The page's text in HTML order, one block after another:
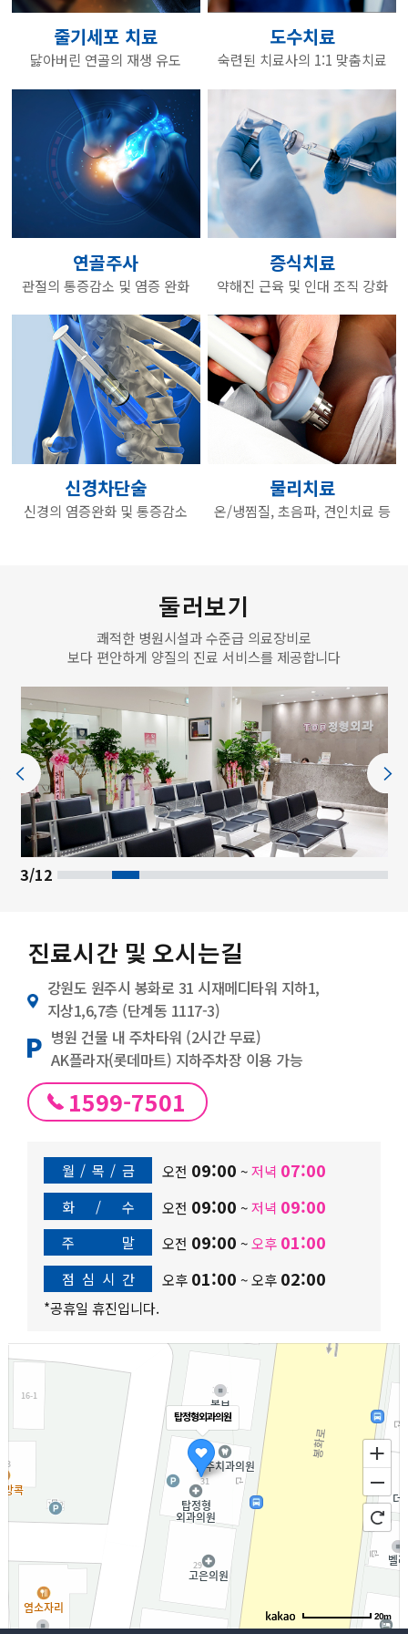
줄기세포 치료
닳아버린 연골의 재생 유도
도수치료
숙련된 치료사의 1:1 맞춤치료
연골주사
관절의 통증감소 및 염증 완화
증식치료
약해진 근육 및 인대 조직 강화
신경차단술
신경의 염증완화 및 통증감소
물리치료
온/냉찜질, 초음파, 견인치료 등
둘러보기
쾌적한 병원시설과 수준급 의료장비로
보다 편안하게 양질의 진료 서비스를 제공합니다
3/12
진료시간 및 오시는길
강원도 원주시 봉화로 31 시재메디타워 지하1,
지상1,6,7층 (단계동 1117-3)
병원 건물 내 주차타워 (2시간 무료)
AK플라자(롯데마트) 지하주차장 이용 가능
1599-7501
월 / 목 / 금 오전 09:00 ~저녁 07:00
화 / 수 오전 09:00 ~저녁 09:00
주 말 오전 09:00 ~오후 01:00
점 심 시 간 오후 01:00 ~오후 02:00
*공휴일 휴진입니다.
탑정형외과의원
20m